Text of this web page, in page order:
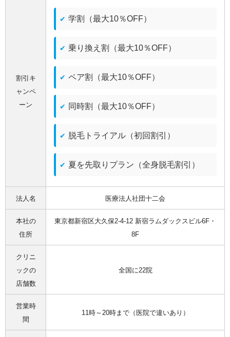
割引キ
ャンペ
ーン
学割（最大10％OFF）
乗り換え割（最大10％OFF）
ペア割（最大10％OFF）
同時割（最大10％OFF）
脱毛トライアル（初回割引）
夏を先取りプラン（全身脱毛割引）
法人名 医療法人社団十二会
本社の
住所
東京都新宿区大久保2-4-12 新宿ラムダックスビル6F・
8F
クリニ
ックの
店舗数
全国に22院
営業時
間
11時～20時まで（医院で違いあり）